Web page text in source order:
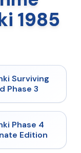
1985
★ 4.7
Surviving
Phase 3
★
Phase 4
Edition